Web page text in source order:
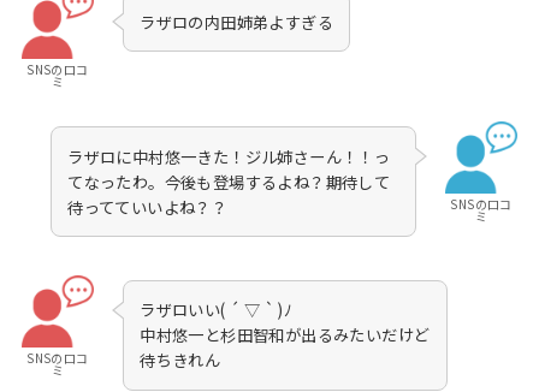
SNSの口コ
ミ
ラザロの内田姉弟よすぎる
SNSの口コ
ミ
ラザロに中村悠一きた！ジル姉さーん！！っ
てなったわ。今後も登場するよね？期待して
待ってていいよね？？
SNSの口コ
ミ
ラザロいい( ´ ▽ ` )ﾉ
中村悠一と杉田智和が出るみたいだけど
待ちきれん